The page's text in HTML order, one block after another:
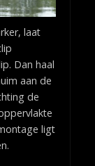
laat
Dan haal
aan de
de
ligt